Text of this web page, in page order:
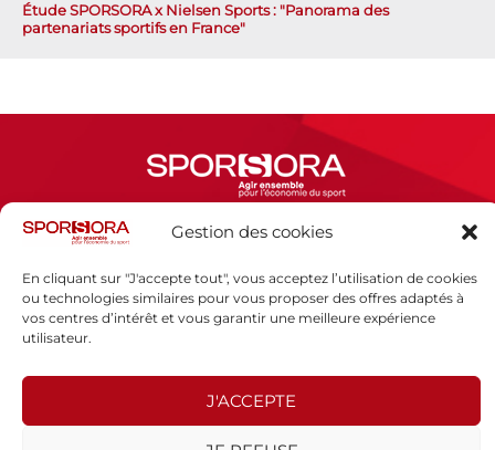
Gestion des cookies
En cliquant sur "J'accepte tout", vous acceptez l’utilisation de cookies
ou technologies similaires pour vous proposer des offres adaptés à
vos centres d’intérêt et vous garantir une meilleure expérience
utilisateur.
J'ACCEPTE
Étude SPORSORA x Nielsen Sports : "Panorama des
partenariats sportifs en France"
Mentions légales
Politique de confidentialité
SPORSORA
130 rue de Lourmel
75015 PARIS